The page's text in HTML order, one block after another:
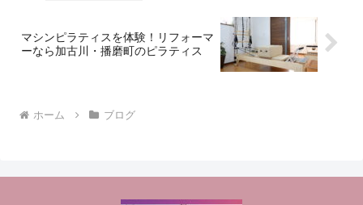
マシンピラティスを体験！リフォーマ
ーなら加古川・播磨町のピラティス
ホーム ブログ